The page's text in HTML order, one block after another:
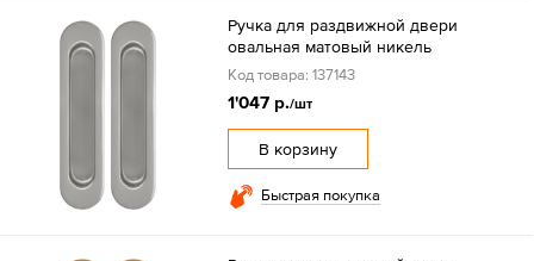
Ручка для раздвижной двери
овальная матовый никель
Код товара: 137143
1'047 р./шт
В корзину
Быстрая покупка